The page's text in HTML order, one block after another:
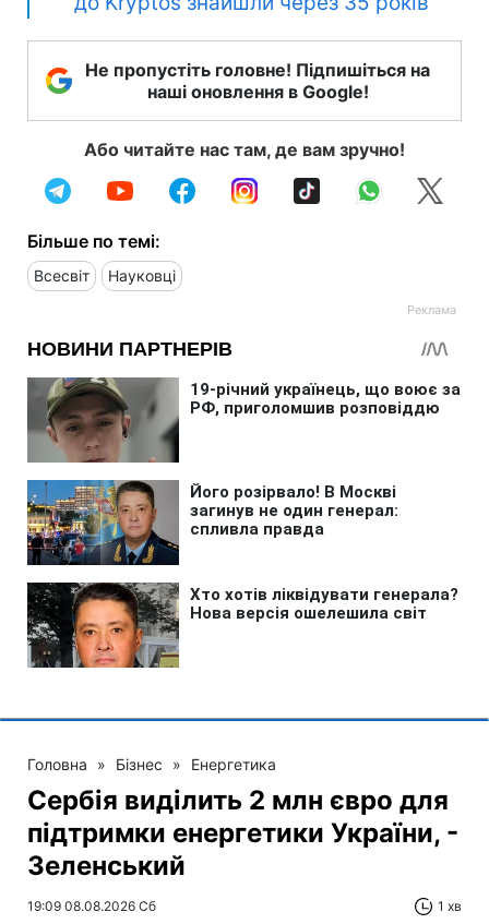
Не пропустіть головне! Підпишіться на
наші оновлення в Google!
Або читайте нас там, де вам зручно!
Більше по темі:
Всесвіт Науковці
Головна » Бізнес » Енергетика
Сербія виділить 2 млн євро для
підтримки енергетики України, -
Зеленський
19:09 08.08.2026 Сб 1 хв